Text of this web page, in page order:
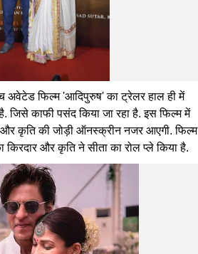
अवेटेड फिल्म 'आदिपुरुष' का ट्रेलर हाल ही में
जिसे काफी पसंद किया जा रहा है. इस फिल्म में
और कृति की जोड़ी ऑनस्क्रीन नजर आएगी. फिल्म
किरदार और कृति ने सीता का रोल प्ले किया है.